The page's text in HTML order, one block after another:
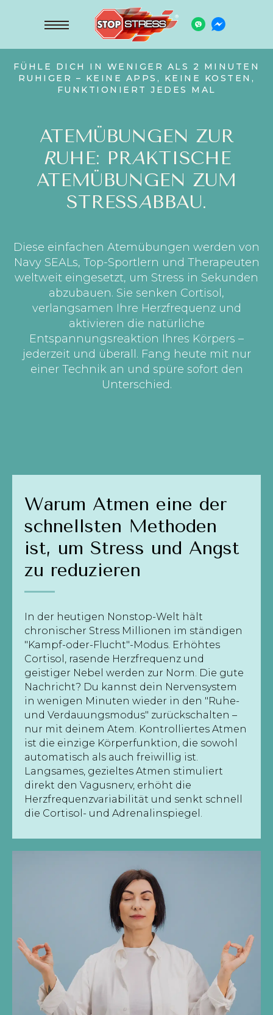
FÜHLE DICH IN WENIGER ALS 2 MINUTEN
RUHIGER – KEINE APPS, KEINE KOSTEN,
FUNKTIONIERT JEDES MAL
ATEMÜBUNGEN ZUR
RUHE: PRAKTISCHE
ATEMÜBUNGEN ZUM
STRESSABBAU.
Diese einfachen Atemübungen werden von
Navy SEALs, Top-Sportlern und Therapeuten
weltweit eingesetzt, um Stress in Sekunden
abzubauen. Sie senken Cortisol,
verlangsamen Ihre Herzfrequenz und
aktivieren die natürliche
Entspannungsreaktion Ihres Körpers –
jederzeit und überall. Fang heute mit nur
einer Technik an und spüre sofort den
Unterschied.
Warum Atmen eine der
schnellsten Methoden
ist, um Stress und Angst
zu reduzieren
In der heutigen Nonstop-Welt hält
chronischer Stress Millionen im ständigen
"Kampf-oder-Flucht"-Modus. Erhöhtes
Cortisol, rasende Herzfrequenz und
geistiger Nebel werden zur Norm. Die gute
Nachricht? Du kannst dein Nervensystem
in wenigen Minuten wieder in den "Ruhe-
und Verdauungsmodus" zurückschalten –
nur mit deinem Atem. Kontrolliertes Atmen
ist die einzige Körperfunktion, die sowohl
automatisch als auch freiwillig ist.
Langsames, gezieltes Atmen stimuliert
direkt den Vagusnerv, erhöht die
Herzfrequenzvariabilität und senkt schnell
die Cortisol- und Adrenalinspiegel.